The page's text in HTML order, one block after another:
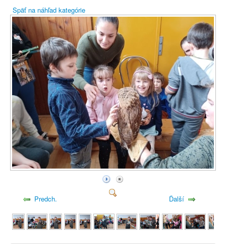
Späť na náhľad kategórie
Predch. Ďalší